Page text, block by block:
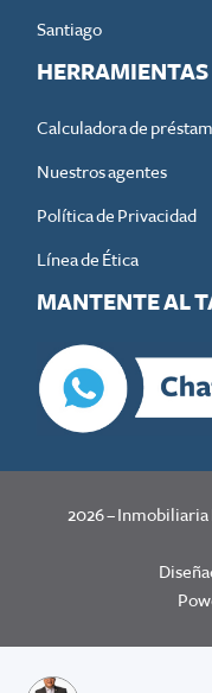
Santiago
HERRAMIENTAS
Calculadora de
Nuestros agentes
Política de Privacidad
Línea de Ética
MANTENTE AL
2026– Inmobiliaria